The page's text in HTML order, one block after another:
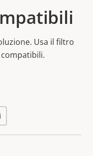
Usa il filtro